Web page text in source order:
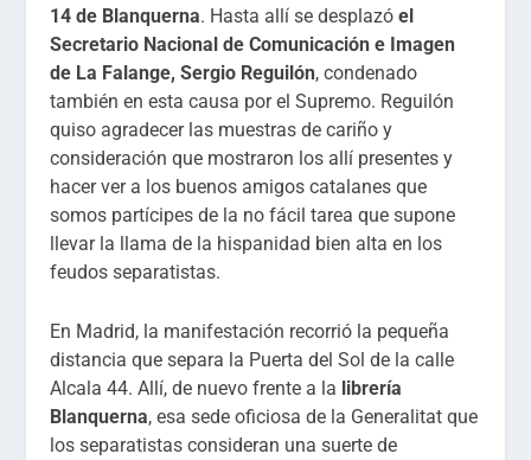
14 de Blanquerna. Hasta allí se desplazóel
Secretario Nacional de Comunicación e Imagen
de La Falange, Sergio Reguilón, condenado
también en esta causa por el Supremo. Reguilón
quiso agradecer las muestras de cariño y
consideración que mostraron los allí presentes y
hacer ver a los buenos amigos catalanes que
somos partícipes de la no fácil tarea que supone
llevar la llama de la hispanidad bien alta en los
feudos separatistas.
En Madrid, la manifestación recorrió la pequeña
distancia que separa la Puerta del Sol de la calle
Alcala 44. Allí, de nuevo frente a la librería
Blanquerna, esa sede oficiosa de la Generalitat que
los separatistas consideran una suerte de